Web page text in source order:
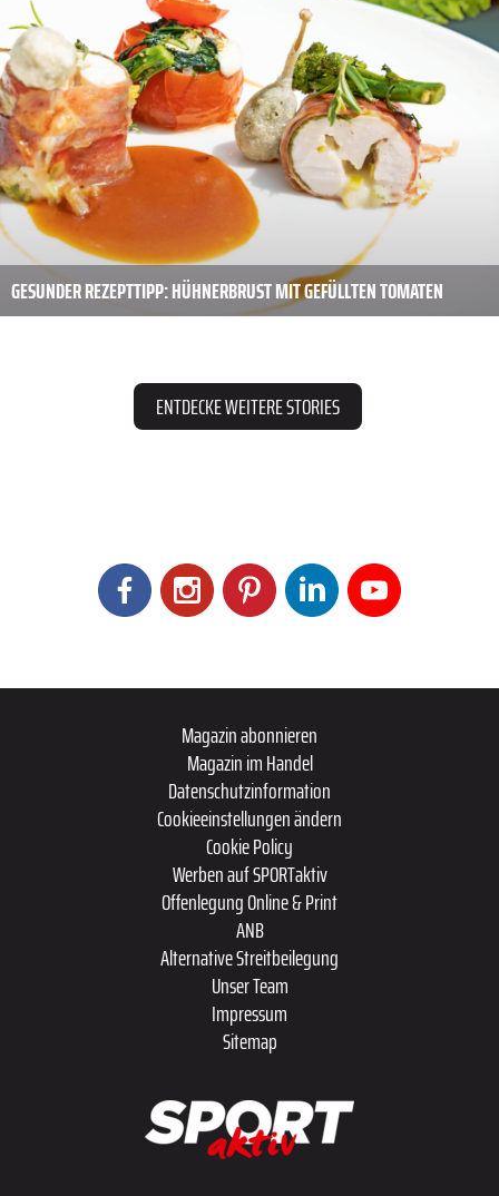
GESUNDER REZEPTTIPP: HÜHNERBRUST MIT GEFÜLLTEN TOMATEN
ENTDECKE WEITERE STORIES
Magazin abonnieren
Magazin im Handel
Datenschutzinformation
Cookieeinstellungen ändern
Cookie Policy
Werben auf SPORTaktiv
Offenlegung Online & Print
ANB
Alternative Streitbeilegung
Unser Team
Impressum
Sitemap